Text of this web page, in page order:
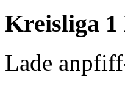
Kreisliga
Lade